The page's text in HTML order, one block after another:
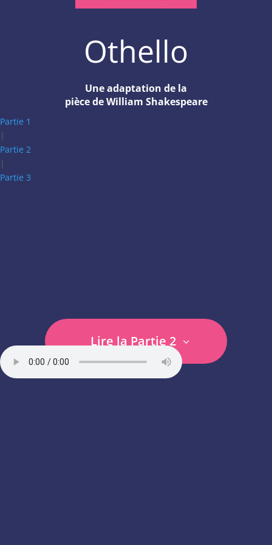
Othello
Une adaptation de la
pièce de William Shakespeare
Partie 1
|
Partie 2
|
Partie 3
Lire la Partie 2